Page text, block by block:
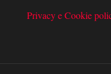
Privacy e Cookie